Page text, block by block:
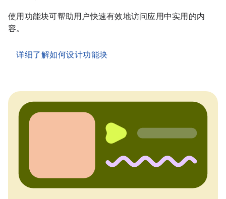
使用功能块可帮助用户快速有效地访问应用中实用的内
容。
详细了解如何设计功能块